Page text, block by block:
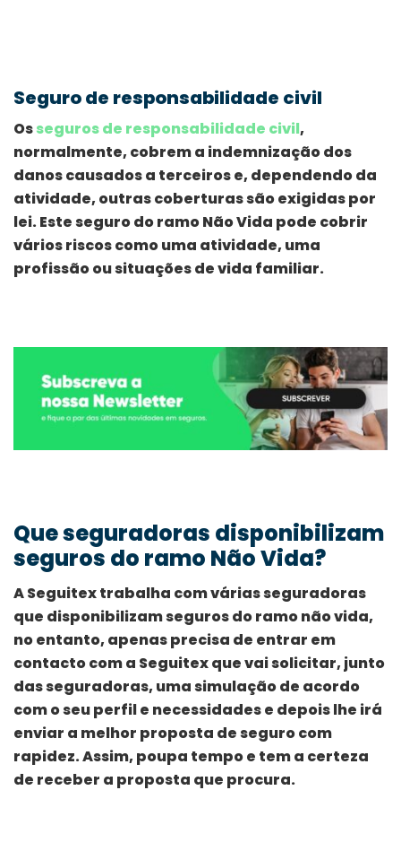
Seguro de responsabilidade civil
Osseguros de responsabilidade civil,
normalmente, cobrem a indemnização dos
danos causados a terceiros e, dependendo da
atividade, outras coberturas são exigidas por
lei. Este seguro do ramo Não Vida pode cobrir
vários riscos como uma atividade, uma
profissão ou situações de vida familiar.
Que seguradoras disponibilizam
seguros do ramo Não Vida?
A Seguitex trabalha com várias seguradoras
que disponibilizam seguros do ramo não vida,
no entanto, apenas precisa de entrar em
contacto com a Seguitex que vai solicitar, junto
das seguradoras, uma simulação de acordo
com o seu perfil e necessidades e depois lhe irá
enviar a melhor proposta de seguro com
rapidez. Assim, poupa tempo e tem a certeza
de receber a proposta que procura.